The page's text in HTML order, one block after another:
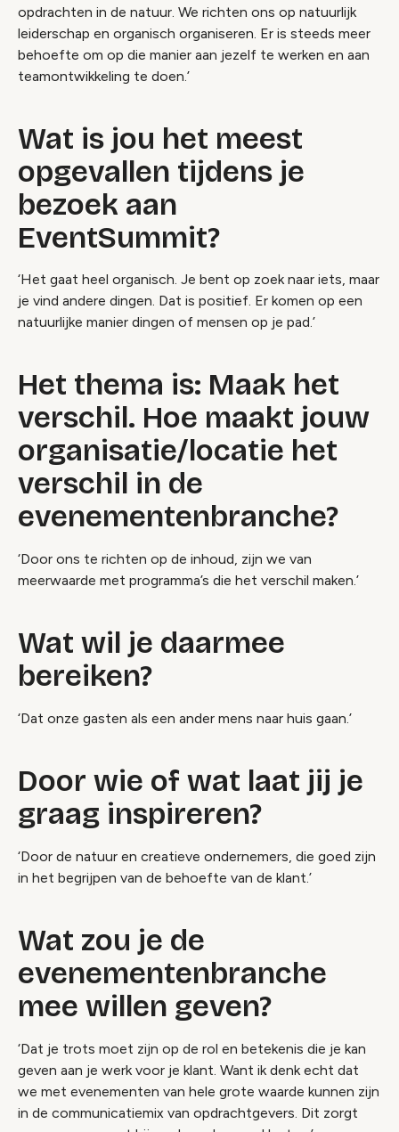
opdrachten in de natuur. We richten ons op natuurlijk
leiderschap en organisch organiseren. Er is steeds meer
behoefte om op die manier aan jezelf te werken en aan
teamontwikkeling te doen.’
Wat is jou het meest
opgevallen tijdens je
bezoek aan
EventSummit?
‘Het gaat heel organisch. Je bent op zoek naar iets, maar
je vind andere dingen. Dat is positief. Er komen op een
natuurlijke manier dingen of mensen op je pad.’
Het thema is: Maak het
verschil. Hoe maakt jouw
organisatie/locatie het
verschil in de
evenementenbranche?
‘Door ons te richten op de inhoud, zijn we van
meerwaarde met programma’s die het verschil maken.’
Wat wil je daarmee
bereiken?
‘Dat onze gasten als een ander mens naar huis gaan.’
Door wie of wat laat jij je
graag inspireren?
‘Door de natuur en creatieve ondernemers, die goed zijn
in het begrijpen van de behoefte van de klant.’
Wat zou je de
evenementenbranche
mee willen geven?
‘Dat je trots moet zijn op de rol en betekenis die je kan
geven aan je werk voor je klant. Want ik denk echt dat
we met evenementen van hele grote waarde kunnen zijn
in de communicatiemix van opdrachtgevers. Dit zorgt